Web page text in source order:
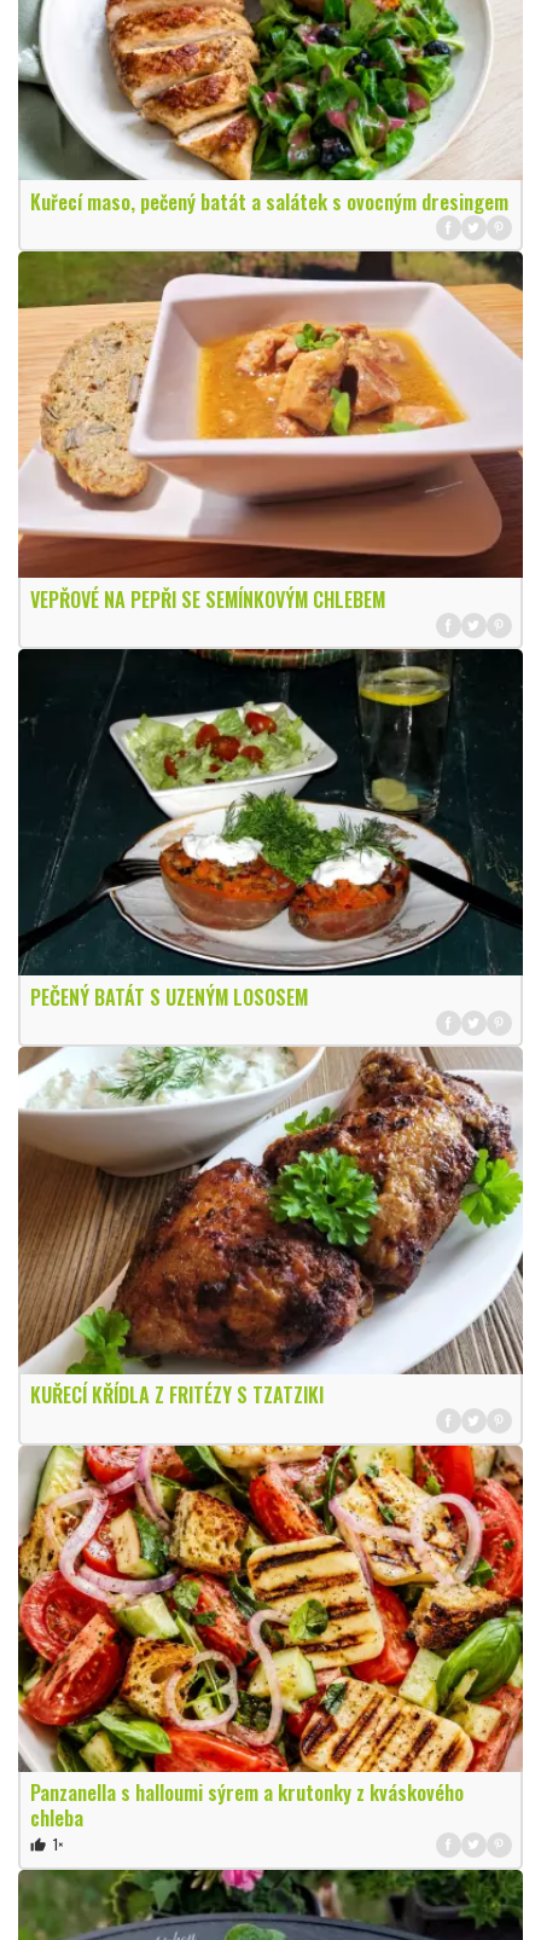
Kuřecí maso, pečený batát a salátek s ovocným dresingem
VEPŘOVÉ NA PEPŘI SE SEMÍNKOVÝM CHLEBEM
PEČENÝ BATÁT S UZENÝM LOSOSEM
KUŘECÍ KŘÍDLA Z FRITÉZY S TZATZIKI
Panzanella s halloumi sýrem a krutonky z kváskového
chleba
thumb_up 1×